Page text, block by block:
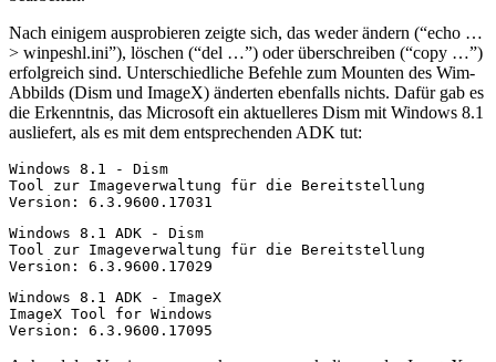
Nach einigem ausprobieren zeigte sich, das weder ändern (“echo …
> winpeshl.ini”), löschen (“del …”) oder überschreiben (“copy …”)
erfolgreich sind. Unterschiedliche Befehle zum Mounten des Wim-
Abbilds (Dism und ImageX) änderten ebenfalls nichts. Dafür gab es
die Erkenntnis, das Microsoft ein aktuelleres Dism mit Windows 8.1
ausliefert, als es mit dem entsprechenden ADK tut:
Windows 8.1 - Dism
Tool zur Imageverwaltung für die Bereitstellung
Version: 6.3.9600.17031
Windows 8.1 ADK - Dism
Tool zur Imageverwaltung für die Bereitstellung
Version: 6.3.9600.17029
Windows 8.1 ADK - ImageX
ImageX Tool for Windows
Version: 6.3.9600.17095